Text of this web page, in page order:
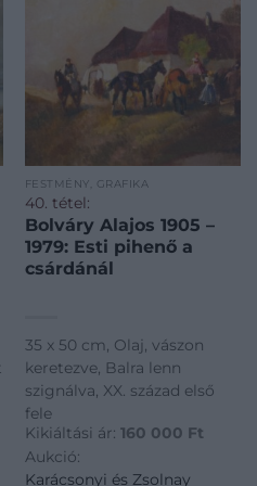
FESTMÉNY, GRAFIKA
40. tétel:
Bolváry Alajos 1905 –
1979: Esti pihenő a
csárdánál
35 x 50 cm, Olaj, vászon
keretezve, Balra lenn
szignálva, XX. század első
fele
Kikiáltási ár: 160 000 Ft
Aukció:
Karácsonyi és Zsolnay